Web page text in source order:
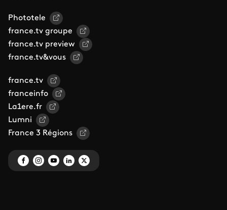
Phototele
france.tv groupe
france.tv preview
france.tv&vous
france.tv
franceinfo
La1ere.fr
Lumni
France 3 Régions